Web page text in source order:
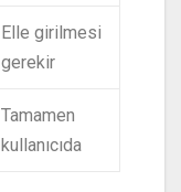
Elle girilmesi
gerekir
Tamamen
kullanıcıda